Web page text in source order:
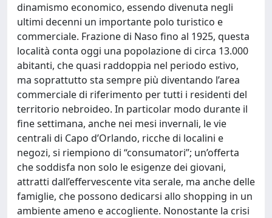
dinamismo economico, essendo divenuta negli
ultimi decenni un importante polo turistico e
commerciale. Frazione di Naso fino al 1925, questa
località conta oggi una popolazione di circa 13.000
abitanti, che quasi raddoppia nel periodo estivo,
ma soprattutto sta sempre più diventando l’area
commerciale di riferimento per tutti i residenti del
territorio nebroideo. In particolar modo durante il
fine settimana, anche nei mesi invernali, le vie
centrali di Capo d’Orlando, ricche di localini e
negozi, si riempiono di “consumatori”; un’offerta
che soddisfa non solo le esigenze dei giovani,
attratti dall’effervescente vita serale, ma anche delle
famiglie, che possono dedicarsi allo shopping in un
ambiente ameno e accogliente. Nonostante la crisi